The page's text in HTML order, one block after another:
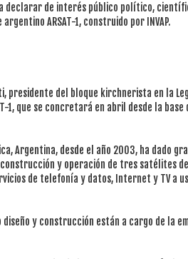
declarar de interés público político,
ARSAT-1, construido por INVAP.
presidente del bloque kirchnerista en la
1, que se concretará en abril desde la base
Argentina, desde el año 2003, ha dado
y operación de tres satélites
de telefonía y datos, Internet y TV a
diseño y construcción están a cargo de la